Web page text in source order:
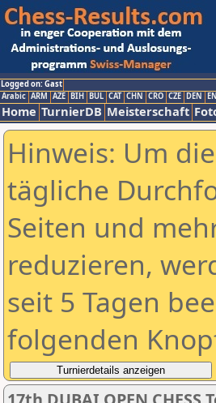
Logged on: Gast
Arabic ARM AZE BIH BUL CAT CHN CRO CZE DEN
Home TurnierDB Meisterschaft
Hinweis: Um
tägliche
Seiten und
reduzieren,
seit 5 Tagen
folgenden